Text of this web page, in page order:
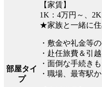
部屋タイ
プ
【家賃】
1K：4万円～、
★家族と一緒に住
・敷金や礼金等
・赴任旅費＆引
・面倒な手続き
・職場、最寄駅